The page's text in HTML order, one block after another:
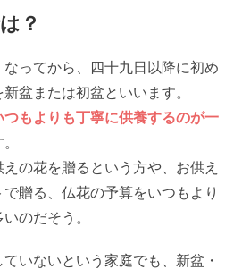
？
ってから、四十九日以降に初め
盆または初盆といいます。
もよりも丁寧に供養するのが一
の花を贈るという方や、お供え
贈る、仏花の予算をいつもより
のだそう。
いないという家庭でも、新盆・